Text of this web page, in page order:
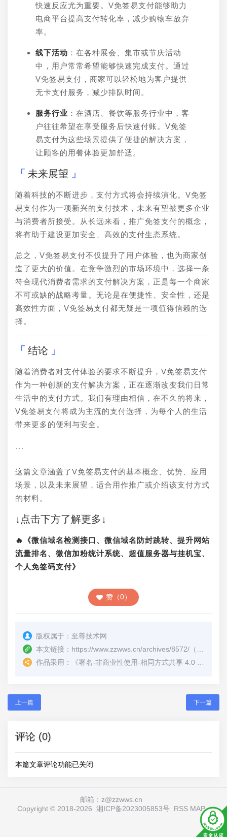
快速反应尤为重要。V免签易支付能够助力
电商平台提高支付转化率，减少购物车放弃
率。
线下活动 ：在各种展会、集市或节庆活动
中，用户常常希望能够快速完成支付。通过
V免签易支付，商家可以轻松地为客户提供
无卡支付服务，减少排队时间。
服务行业 ：在酒店、餐饮等服务行业中，客
户往往希望在享受服务后快速付账。V免签
易支付为这些场景提供了便捷的解决方案，
让顾客的用餐体验更加舒适。
未来展望
随着科技的不断进步，支付方式将会持续演化。V免签
易支付作为一项新兴的支付技术，未来有望被更多企业
与消费者所接受。从长远来看，推广免签支付的概念，
将有助于建设更加安全、高效的支付生态系统。
总之，V免签易支付不仅提升了用户体验，也为商家创
造了更大的价值。在竞争激烈的市场环境中，选择一条
符合现代消费者需求的支付解决方案，正是每一个商家
不可或缺的战略考量。无论是在便捷性、安全性，还是
高效性方面，V免签易支付都无疑是一项值得信赖的选
择。
结论
随着消费者对支付体验的要求不断提升，V免签易支付
作为一种创新的支付解决方案，正在逐渐改变我们日常
生活中的支付方式。我们有理由相信，在不久的将来，
V免签易支付将成为主流的支付选择，为每个人的生活
带来更多的便利与安全。
```
这篇文章涵盖了V免签易支付的基本概念、优势、应用
场景，以及未来展望，适合用作推广或介绍该支付方式
的材料。
↓点击下方了解更多↓
🔥《微信域名检测接口、微信域名防封跳转、提升网站
流量排名、微信加粉统计系统、超值服务器与挂机宝、
个人免签码支付》
赞（0）
版权属于： 至尊技术网
本文链接： https://www.zzwws.cn/archives/8572/ （转载时请注明本文出处及文章链接）
作品采用：
《署名-非商业性使用-相同方式共享 4.0 国际 (CC BY-NC-SA 4.0)
上一篇 下一篇
评论 (0)
本篇文章评论功能已关闭
邮箱：z@zzwws.cn
Copyright © 2018-2026 湘ICP备2023005853号 RSS MAP